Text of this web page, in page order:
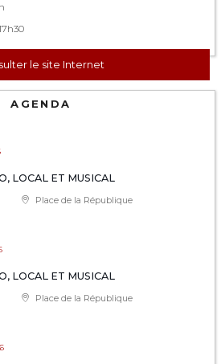
le site Internet
AGENDA
LOCAL ET MUSICAL
Place de la République
LOCAL ET MUSICAL
Place de la République